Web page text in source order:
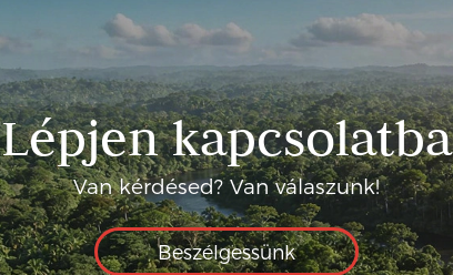
Lépjen kapcsolatba
Van kérdésed? Van válaszunk!
Beszélgessünk